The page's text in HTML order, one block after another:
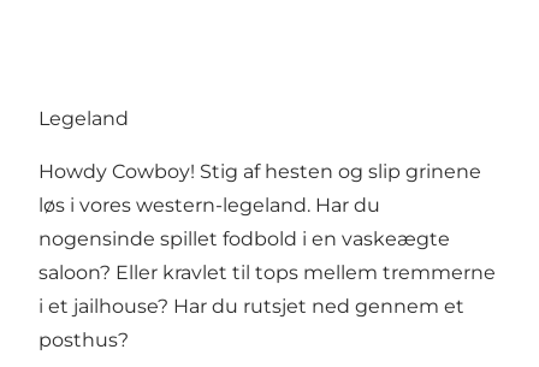
Legeland
Howdy Cowboy! Stig af hesten og slip grinene
løs i vores western-legeland. Har du
nogensinde spillet fodbold i en vaskeægte
saloon? Eller kravlet til tops mellem tremmerne
i et jailhouse? Har du rutsjet ned gennem et
posthus?